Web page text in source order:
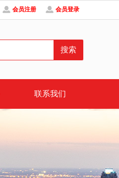
会员注册 会员登录
联系我们